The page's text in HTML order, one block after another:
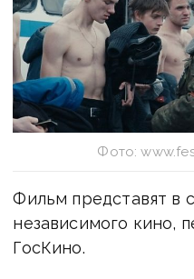
Фото:
Фильм представят в
независимого кино,
ГосКино.